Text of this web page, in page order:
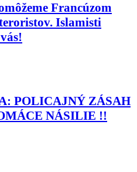
Francúzom
Islamisti
POLICAJNÝ ZÁSAH
NÁSILIE !!